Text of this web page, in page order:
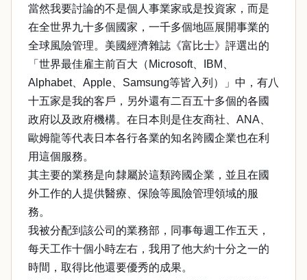
當然我要討論的不是個人事業家或是投資家，而是
在全世界九十多個國家，一千多個地區展開事業的
全球風險管理。美國經濟雜誌《富比士》評選出的
「世界最佳雇主前百大（Microsoft、IBM、
Alphabet、Apple、Samsung等皆入列）」中，有八
十五家是我的客戶，另外還有二百五十多個的各國
政府以及政府機構。在日本則是住友商社、ANA、
歐姆龍等代表日本各行各業的知名跨國企業也在利
用這個服務。
其主要的業務是向隸屬於這類跨國企業，並且在國
外工作的人提供醫療、保險等風險管理領域的服
務。
我被分配到該公司的業務部，同事每週工作五天，
每天工作十個小時左右，我用了他大約十分之一的
時間，取得比他還要優秀的成果。